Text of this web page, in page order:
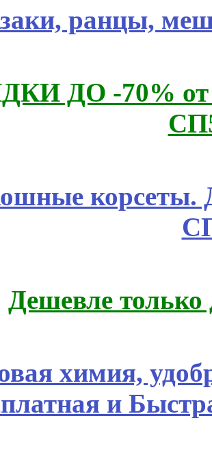
ранцы,
ДО -70%
корсеты.
Дешевле
химия,
и